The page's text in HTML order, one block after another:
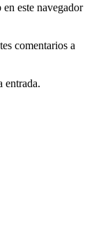
este navegador
comentarios a
entrada.